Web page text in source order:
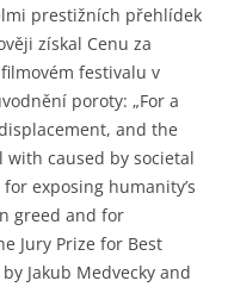
prestižních přehlídek
získal Cenu za
festivalu v
poroty: „For a
and the
caused by societal
exposing humanity’s
greed and for
Jury Prize for Best
Jakub Medvecky and